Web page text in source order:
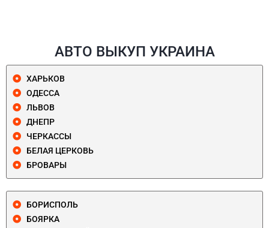
АВТО ВЫКУП УКРАИНА
ХАРЬКОВ
ОДЕССА
ЛЬВОВ
ДНЕПР
ЧЕРКАССЫ
БЕЛАЯ ЦЕРКОВЬ
БРОВАРЫ
БОРИСПОЛЬ
БОЯРКА